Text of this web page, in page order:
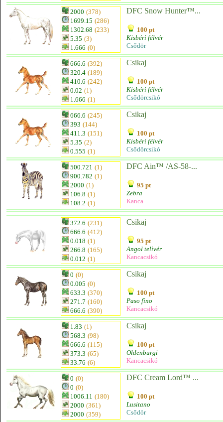
2000 (378)
1699.15 (286)
1302.68 (233)
5.35 (3)
1.666 (0)
DFC Snow Hunter™...
100 pt
Kisbéri félvér
Csődör
666.6 (392)
320.4 (189)
410.6 (242)
0.02 (1)
1.666 (1)
Csikaj
100 pt
Kisbéri félvér
Csődörcsikó
666.6 (245)
393 (144)
411.3 (151)
5.35 (2)
0.555 (1)
Csikaj
100 pt
Kisbéri félvér
Csődörcsikó
500.721 (1)
900.782 (1)
2000 (1)
106.8 (1)
108.2 (1)
DFC Ain™ /AS-58-...
95 pt
Zebra
Kanca
372.6 (231)
666.6 (412)
0.018 (1)
266.8 (165)
0.012 (1)
Csikaj
95 pt
Angol telivér
Kancacsikó
0 (0)
0.005 (0)
633.3 (370)
271.7 (160)
666.6 (390)
Csikaj
100 pt
Paso fino
Kancacsikó
1.83 (1)
568.3 (98)
666.6 (115)
373.3 (65)
33.76 (6)
Csikaj
100 pt
Oldenburgi
Kancacsikó
0 (0)
0 (0)
1006.11 (180)
2000 (361)
2000 (359)
DFC Cream Lord™ ...
100 pt
Lusitano
Csődör